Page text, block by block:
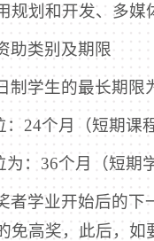
规划和开发、多媒
助类别及期限
制学生的最长期限
：24个月（短期课
：36个月（短期
者学业开始后的下
免高奖，此后，如